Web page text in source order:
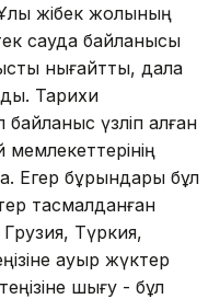
жібек жолының
сауда байланысы
нығайтты, дала
Тарихи
үзліп қалған
мемлекеттерінің
Егер бұрындары бұл
тасмалданған
Грузия, Түркия,
ауыр жүктер
шығу - бұл